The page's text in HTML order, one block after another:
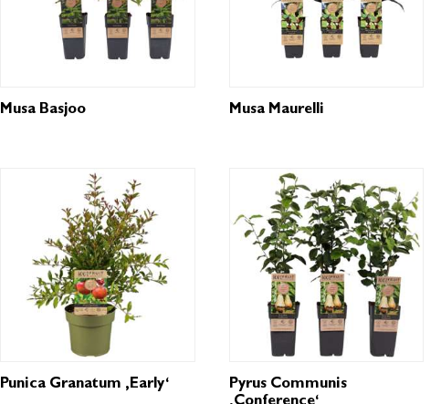
Musa Basjoo Musa Maurelli
Punica Granatum ‚Early‘
Pyrus Communis